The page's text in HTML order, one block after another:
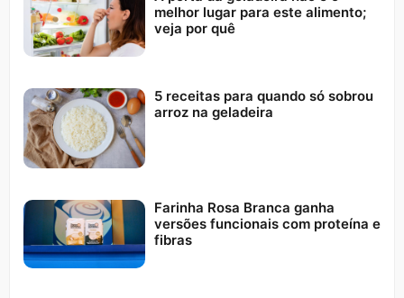
melhor lugar para este alimento;
veja por quê
5 receitas para quando só sobrou
arroz na geladeira
Farinha Rosa Branca ganha
versões funcionais com proteína e
fibras